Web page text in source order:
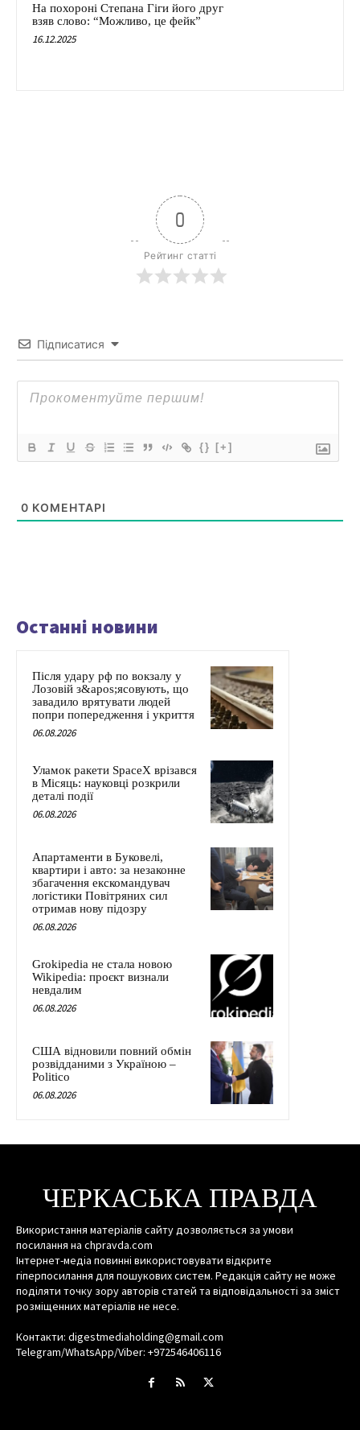
На похороні Степана Гіги його друг
взяв слово: “Можливо, це фейк”
16.12.2025
0
Рейтинг статті
Підписатися
{} [+]
0 КОМЕНТАРІ
Останні новини
Після удару рф по вокзалу у
Лозовій з&apos;ясовують, що
завадило врятувати людей
попри попередження і укриття
06.08.2026
Уламок ракети SpaceX врізався
в Місяць: науковці розкрили
деталі події
06.08.2026
Апартаменти в Буковелі,
квартири і авто: за незаконне
збагачення екскомандувач
логістики Повітряних сил
отримав нову підозру
06.08.2026
Grokipedia не стала новою
Wikipedia: проєкт визнали
невдалим
06.08.2026
США відновили повний обмін
розвідданими з Україною –
Politico
06.08.2026
ЧЕРКАСЬКА ПРАВДА
Використання матеріалів сайту дозволяється за умови
посилання на chpravda.com
Інтернет-медіа повинні використовувати відкрите
гіперпосилання для пошукових систем. Редакція сайту не може
поділяти точку зору авторів статей та відповідальності за зміст
розміщенних матеріалів не несе.
Контакти: digestmediaholding@gmail.com
Telegram/WhatsApp/Viber: +972546406116